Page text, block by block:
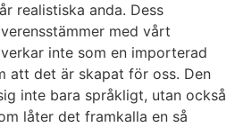
realistiska anda. Dess
med vårt
inte som en importerad
att det är skapat för oss. Den
inte bara språkligt, utan också
låter det framkalla en så